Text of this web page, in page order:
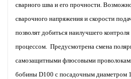
сварного шва и его прочности.
сварочного напряжения и скорости
позволят добиться наилучшего
процессом. Предусмотрена смена
самозащитными флюсовыми
бобины D100 с посадочным диаметром